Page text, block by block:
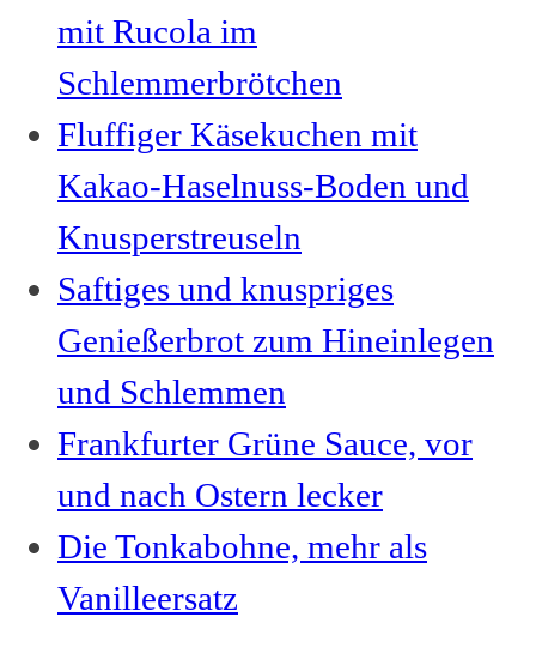
mit Rucola im
Schlemmerbrötchen
Fluffiger Käsekuchen mit
Kakao-Haselnuss-Boden und
Knusperstreuseln
Saftiges und knuspriges
Genießerbrot zum Hineinlegen
und Schlemmen
Frankfurter Grüne Sauce, vor
und nach Ostern lecker
Die Tonkabohne, mehr als
Vanilleersatz